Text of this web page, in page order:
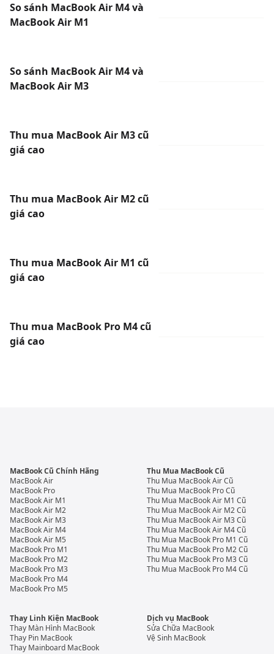
So sánh MacBook Air M4 và
MacBook Air M1
So sánh MacBook Air M4 và
MacBook Air M3
Thu mua MacBook Air M3 cũ
giá cao
Thu mua MacBook Air M2 cũ
giá cao
Thu mua MacBook Air M1 cũ
giá cao
Thu mua MacBook Pro M4 cũ
giá cao
MacBook Cũ Chính Hãng
MacBook Air
MacBook Pro
MacBook Air M1
MacBook Air M2
MacBook Air M3
MacBook Air M4
MacBook Air M5
MacBook Pro M1
MacBook Pro M2
MacBook Pro M3
MacBook Pro M4
MacBook Pro M5
Thu Mua MacBook Cũ
Thu Mua MacBook Air Cũ
Thu Mua MacBook Pro Cũ
Thu Mua MacBook Air M1 Cũ
Thu Mua MacBook Air M2 Cũ
Thu Mua MacBook Air M3 Cũ
Thu Mua MacBook Air M4 Cũ
Thu Mua MacBook Pro M1 Cũ
Thu Mua MacBook Pro M2 Cũ
Thu Mua MacBook Pro M3 Cũ
Thu Mua MacBook Pro M4 Cũ
Thay Linh Kiện MacBook
Thay Màn Hình MacBook
Thay Pin MacBook
Thay Mainboard MacBook
Dịch vụ MacBook
Sửa Chữa MacBook
Vệ Sinh MacBook